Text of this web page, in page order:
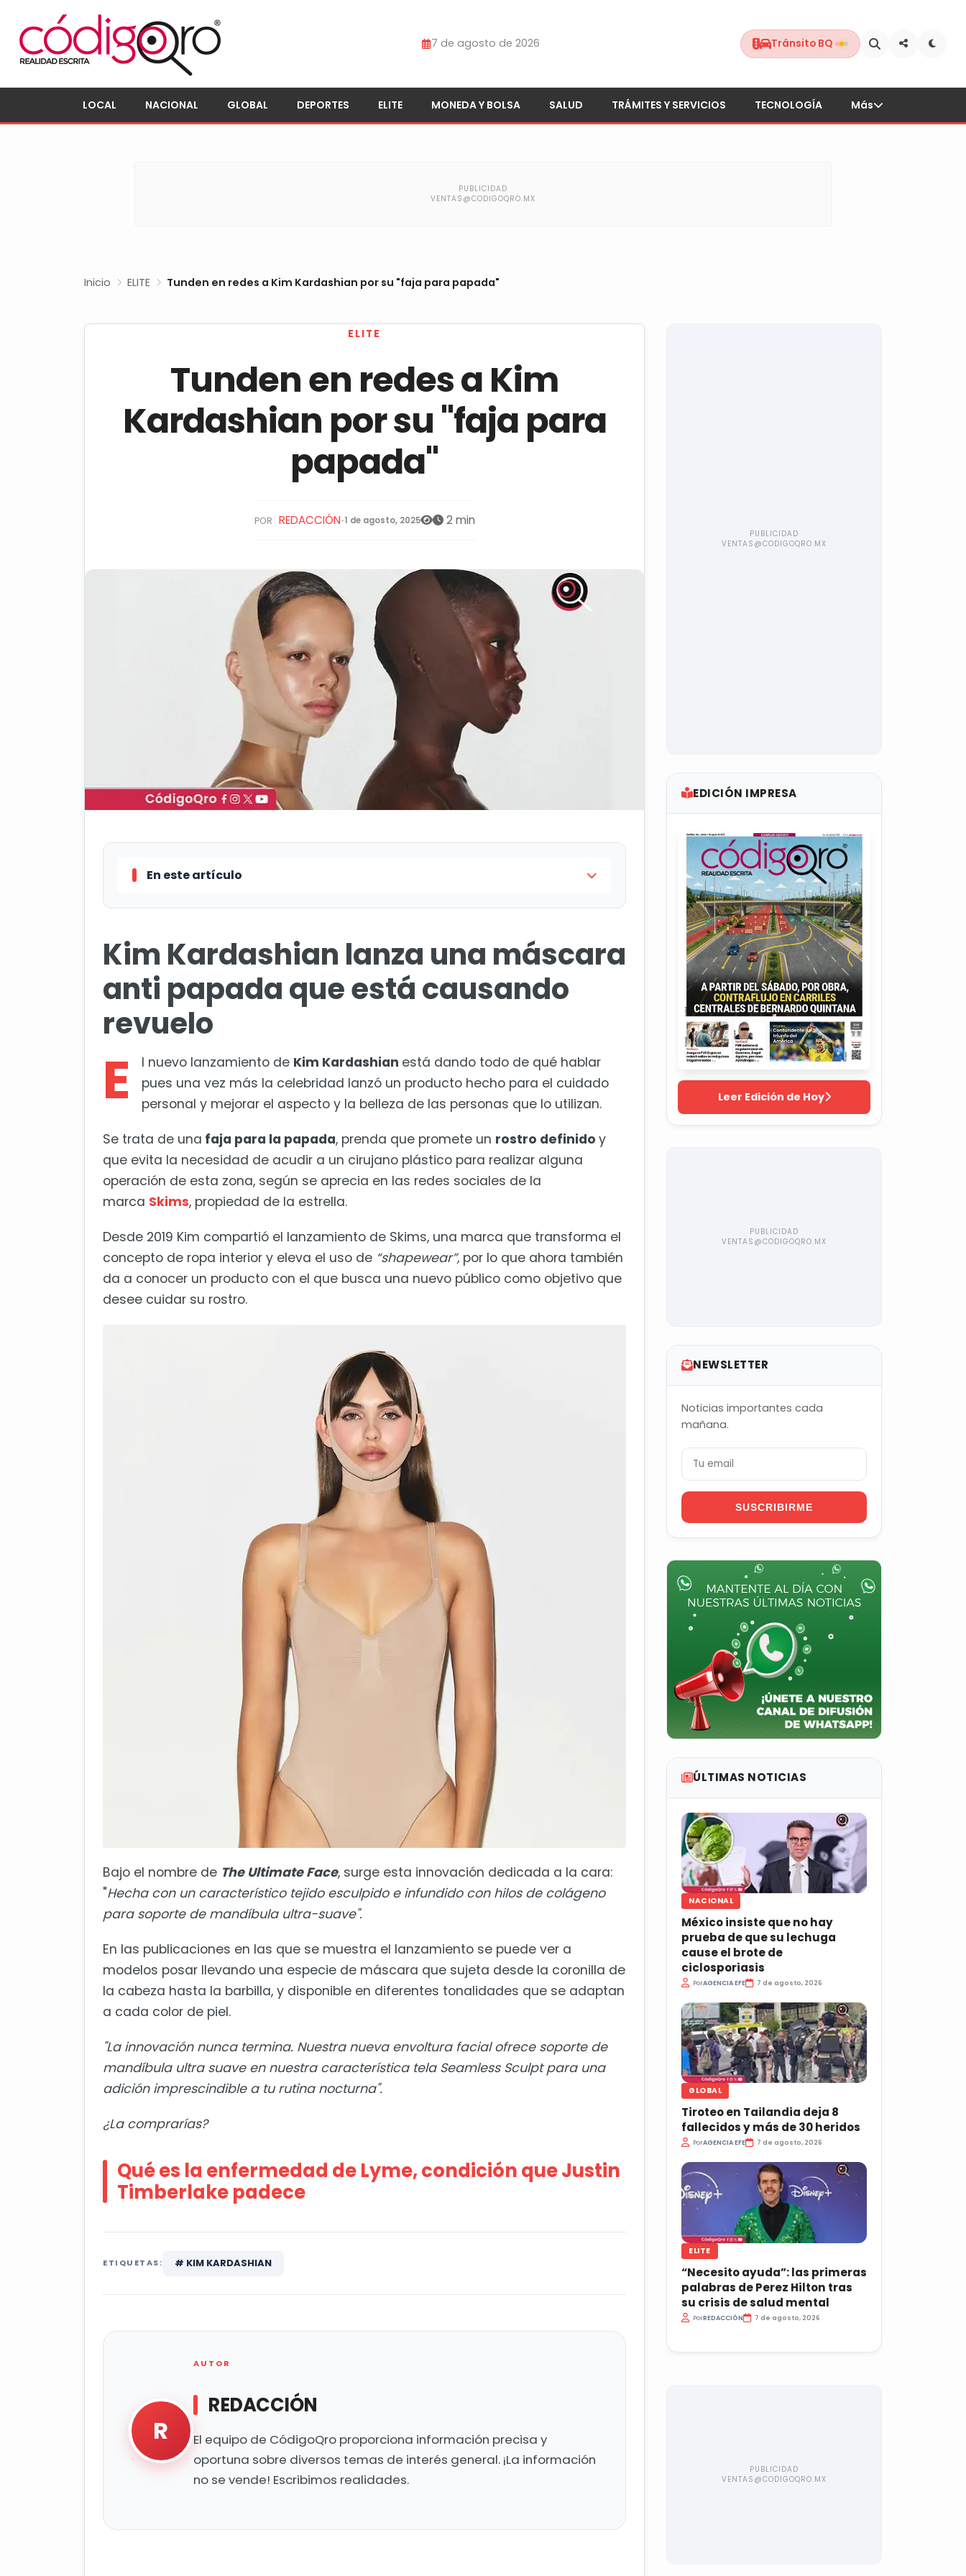
7 de agosto de 2026 Tránsito BQ
LOCAL NACIONAL GLOBAL DEPORTES ELITE MONEDA Y BOLSA SALUD TRÁMITES Y SERVICIOS TECNOLOGÍA Más
Inicio ELITE Tunden en redes a Kim Kardashian por su "faja para papada"
ELITE
Tunden en redes a Kim
Kardashian por su "faja para
papada"
POR REDACCIÓN•1 de agosto, 2025 2 min
En este artículo
Kim Kardashian lanza una máscara
anti papada que está causando
revuelo
E l nuevo lanzamiento de Kim Kardashian está dando todo de qué hablar
pues una vez más la celebridad lanzó un producto hecho para el cuidado
personal y mejorar el aspecto y la belleza de las personas que lo utilizan.
Se trata de una faja para la papada, prenda que promete un rostro definido y
que evita la necesidad de acudir a un cirujano plástico para realizar alguna
operación de esta zona, según se aprecia en las redes sociales de la
marca Skims, propiedad de la estrella.
Desde 2019 Kim compartió el lanzamiento de Skims, una marca que transforma el
concepto de ropa interior y eleva el uso de “shapewear”,por lo que ahora también
da a conocer un producto con el que busca una nuevo público como objetivo que
desee cuidar su rostro.
Bajo el nombre de The Ultimate Face, surge esta innovación dedicada a la cara:
"Hecha con un característico tejido esculpido e infundido con hilos de colágeno
para soporte de mandíbula ultra-suave".
En las publicaciones en las que se muestra el lanzamiento se puede ver a
modelos posar llevando una especie de máscara que sujeta desde la coronilla de
la cabeza hasta la barbilla, y disponible en diferentes tonalidades que se adaptan
a cada color de piel.
"La innovación nunca termina. Nuestra nueva envoltura facial ofrece soporte de
mandíbula ultra suave en nuestra característica tela Seamless Sculpt para una
adición imprescindible a tu rutina nocturna".
¿La comprarías?
Qué es la enfermedad de Lyme, condición que Justin
Timberlake padece
ETIQUETAS: # KIM KARDASHIAN
R
AUTOR
REDACCIÓN
El equipo de CódigoQro proporciona información precisa y
oportuna sobre diversos temas de interés general. ¡La información
no se vende! Escribimos realidades.
EDICIÓN IMPRESA
Leer Edición de Hoy
NEWSLETTER
Noticias importantes cada
mañana.
SUSCRIBIRME
ÚLTIMAS NOTICIAS
NACIONAL
México insiste que no hay
prueba de que su lechuga
cause el brote de
ciclosporiasis
PorAGENCIA EFE 7 de agosto, 2026
GLOBAL
Tiroteo en Tailandia deja 8
fallecidos y más de 30 heridos
PorAGENCIA EFE 7 de agosto, 2026
ELITE
“Necesito ayuda”: las primeras
palabras de Perez Hilton tras
su crisis de salud mental
PorREDACCIÓN 7 de agosto, 2026